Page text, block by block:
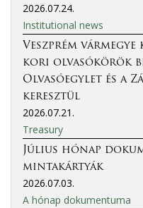
2026.07.24.
Institutional news
Veszprém
kori olvasókörök
Olvasóegylet és a
keresztül
2026.07.21.
Treasury
Július hónap
mintakártyák
2026.07.03.
A hónap dokumentuma